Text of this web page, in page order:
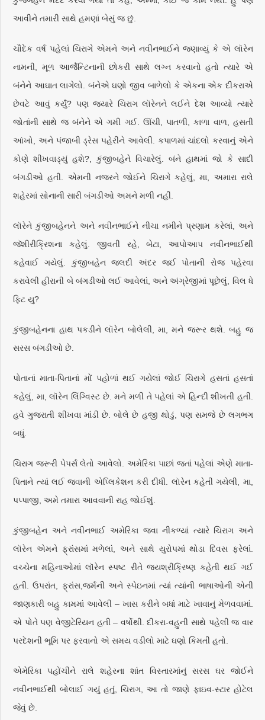
આવીને તમારી સાથે હમણાં બેસું જ છું.
ચૌદેક વર્ષ પહેલાં ચિરાગે એમને અને નવીનભાઈને જણાવ્યું કે એ લૉરેન
નામની, મૂળ આર્જેન્ટિનાની છોકરી સાથે લગ્ન કરવાનો હતો ત્યારે એ
બંનેને આઘાત લાગેલો. બંનેએ ઘણો જીવ બાળેલો કે એકના એક દીકરાએ
છેવટે આવું કર્યું? પણ જ્યારે ચિરાગ લૉરેનને લઈને દેશ આવ્યો ત્યારે
જોતાંની સાથે જ બંનેને એ ગમી ગઈ. ઊંચી, પાતળી, કાળા વાળ, હસતી
આંખો, અને પંજાબી ડ્રેસ પહેરીને આવેલી. કપાળમાં ચાંદલો કરવાનું એને
કોણે શીખવાડ્યું હશે?, કુંજીબહેને વિચારેલું. બંને હાથમાં જો કે સાદી
બંગડીઓ હતી. એમની નજરને જોઈને ચિરાગે કહેલું, મા, અમારા રાલે
શહેરમાં સોનાની સારી બંગડીઓ અમને મળી નહીં.
લૉરેને કુંજીબહેનને અને નવીનભાઈને નીચા નમીને પ્રણામ કરેલાં, અને
જૅશીરીક્રિશના કહેલું. જીવતી રહે, બેટા, આપોઆપ નવીનભાઈથી
કહેવાઈ ગયેલું. કુંજીબહેન જલદી અંદર જઈ પોતાની રોજ પહેરવા
કરાવેલી હીરાની બે બંગડીઓ લઈ આવેલાં, અને અંગ્રેજીમાં પૂછેલું, વિલ ધે
ફિટ યુ?
કુંજીબહેનના હાથ પકડીને લૉરેન બોલેલી, મા, મને જરૂર થશે. બહુ જ
સરસ બંગડીઓ છે.
પોતાનાં માતા-પિતાનાં મોં પહોળાં થઈ ગયેલાં જોઈ ચિરાગે હસતાં હસતાં
કહેલું, મા, લૉરેન લિંગ્વિસ્ટ છે. મને મળી તે પહેલાં એ હિન્દી શીખતી હતી.
હવે ગુજરાતી શીખવા માંડી છે. બોલે છે હજી થોડું, પણ સમજે છે લગભગ
બધું.
ચિરાગ જરૂરી પેપર્સ લેતો આવેલો. અમેરિકા પાછાં જતાં પહેલાં એણે માતા-
પિતાને ત્યાં લઈ જવાની એપ્લિકેશન કરી દીધી. લૉરેન કહેતી ગયેલી, મા,
પપ્પાજી, અમે તમારા આવવાની રાહ જોઈશું.
કુંજીબહેન અને નવીનભાઈ અમેરિકા જવા નીકળ્યાં ત્યારે ચિરાગ અને
લૉરેન એમને ફ્રાંસમાં મળેલાં, અને સાથે યુરોપમાં થોડા દિવસ ફરેલાં.
વચ્ચેના મહિનાઓમાં લૉરેન સ્પષ્ટ રીતે જયશ્રીક્રિષ્ણ કહેતી થઈ ગઈ
હતી. ઉપરાંત, ફ્રાંસ,જર્મની અને સ્પેઇનમાં ત્યાં ત્યાંની ભાષાઓની એની
જાણકારી બહુ કામમાં આવેલી – ખાસ કરીને બધાં માટે ખાવાનું મેળવવામાં.
એ પોતે પણ વેજીટેરિયન હતી – વર્ષોથી. દીકરા-વહુની સાથે પહેલી જ વાર
પરદેશની ભૂમિ પર ફરવાનો એ સમય વડીલો માટે ઘણો કિમતી હતો.
એમેરિકા પહોંચીને રાલે શહેરના શાંત વિસ્તારમાંનું સરસ ઘર જોઈને
નવીનભાઈથી બોલાઈ ગયું હતું, ચિરાગ, આ તો જાણે ફાઇવ-સ્ટાર હોટેલ
જેવું છે.